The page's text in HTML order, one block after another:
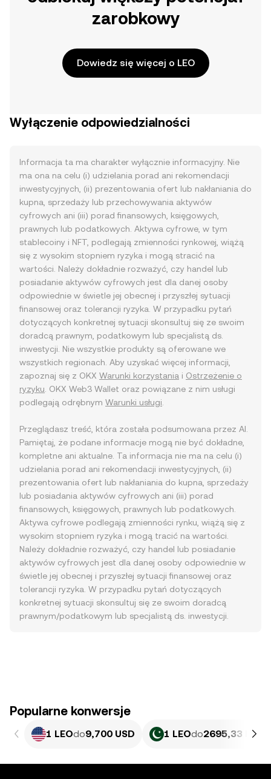
zarobkowy
Dowiedz się więcej o LEO
Wyłączenie odpowiedzialności
Informacja ta ma charakter wyłącznie informacyjny. Nie
ma ona na celu (i) udzielania porad ani rekomendacji
inwestycyjnych, (ii) prezentowania ofert lub nakłaniania do
kupna, sprzedaży lub przechowywania aktywów
cyfrowych ani (iii) porad finansowych, księgowych,
prawnych lub podatkowych. Aktywa cyfrowe, w tym
stablecoiny i NFT, podlegają zmienności rynkowej, wiążą
się z wysokim stopniem ryzyka i mogą stracić na
wartości. Należy dokładnie rozważyć, czy handel lub
posiadanie aktywów cyfrowych jest dla danej osoby
odpowiednie w świetle jej obecnej i przyszłej sytuacji
finansowej oraz tolerancji ryzyka. W przypadku pytań
dotyczących konkretnej sytuacji skonsultuj się ze swoim
doradcą prawnym, podatkowym lub specjalistą ds.
inwestycji. Nie wszystkie produkty są oferowane we
wszystkich regionach. Aby uzyskać więcej informacji,
zapoznaj się z OKX Warunki korzystania i Ostrzeżenie o
ryzyku . OKX Web3 Wallet oraz powiązane z nim usługi
podlegają odrębnym Warunki usługi
Przeglądasz treść, która została podsumowana przez AI.
Pamiętaj, że podane informacje mogą nie być dokładne,
kompletne ani aktualne. Ta informacja nie ma na celu (i)
udzielania porad ani rekomendacji inwestycyjnych, (ii)
prezentowania ofert lub nakłaniania do kupna, sprzedaży
lub posiadania aktywów cyfrowych ani (iii) porad
finansowych, księgowych, prawnych lub podatkowych.
Aktywa cyfrowe podlegają zmienności rynku, wiążą się z
wysokim stopniem ryzyka i mogą tracić na wartości.
Należy dokładnie rozważyć, czy handel lub posiadanie
aktywów cyfrowych jest dla danej osoby odpowiednie w
świetle jej obecnej i przyszłej sytuacji finansowej oraz
tolerancji ryzyka. W przypadku pytań dotyczących
konkretnej sytuacji skonsultuj się ze swoim doradcą
prawnym/podatkowym lub specjalistą ds. inwestycji.
Popularne konwersje
1 LEOdo9,700 USD 1 LEOdo2695,33 PKR